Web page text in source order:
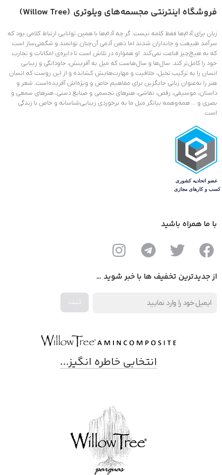
فروشگاه اینترنتی مجسمه‌های ویلوتری (Willow Tree
)
زبان برای آدم‌ها فقط کلمه نیست. گر چه آدم‌ها با همین توانایی ارتباط کلامی بود که
سرآمد طبیعت و جانداران شدند اما ذهن آدمی آن‌چنان توانمند و شگفتی‌ساز است
که به هیچ‌چیز قناعت نمی‌کند. او همواره در تلاش است تا دایره‌ی امکانات و تجارب
خود را کامل‌تر کند. سال‌ها و سال‌هاست که میل به آفرینش، جاودانگی و زیبایی
انسان را به ترکیب تخیل، خلاقیت و مهارت‌هایش کشانده و از این روست که انسان
هنر را به‌عنوان زبانی جایگزین برای مفاهیم خاص و ویژ‌ه‌اش آفریده‌است. شعر و
داستان، موسیقی، رقص، نقاشی، هنرهای تجسمی و صنایع دستی، هنرهای سمعی و
بصری و … همه‌وهمه بیانگر میل ما به برخوردی زیبایی‌شناسانه و خاص با زندگی
است.
با ما همراه باشید
از جدیدترین تخفیف ها با خبر شوید …
انتخابی خاطره انگیز...